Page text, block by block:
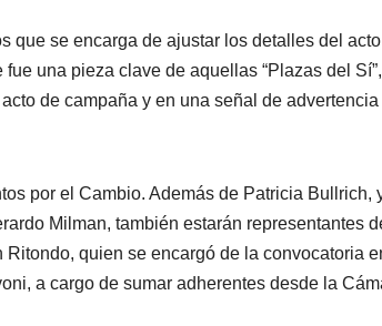
que se encarga de ajustar los detalles del
una pieza clave de aquellas “Plazas del Sí”,
de campaña y en una señal de advertencia
por el Cambio. Además de Patricia Bullrich,
Milman, también estarán representantes
quien se encargó de la convocatoria
a cargo de sumar adherentes desde la